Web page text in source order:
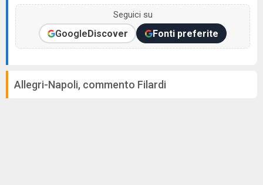
Seguici su
GoogleDiscover Fonti preferite
Allegri-Napoli, commento Filardi